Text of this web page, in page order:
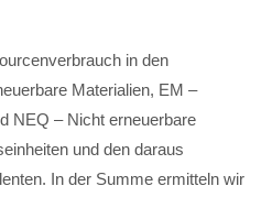
in den
Materialien, EM –
NEQ – Nicht erneuerbare
und den daraus
In der Summe ermitteln wir